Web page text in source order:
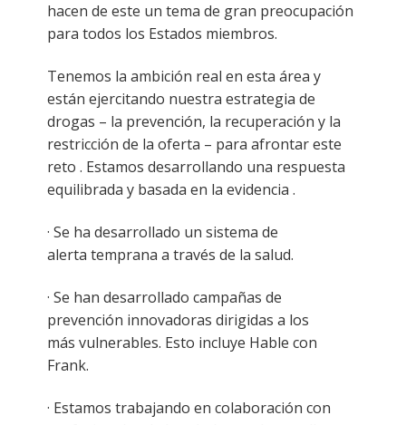
hacen de este un tema de gran preocupación
para todos los Estados miembros.
Tenemos la ambición real en esta área y
están ejercitando nuestra estrategia de
drogas – la prevención, la recuperación y la
restricción de la oferta – para afrontar este
reto . Estamos desarrollando una respuesta
equilibrada y basada en la evidencia .
· Se ha desarrollado un sistema de
alerta temprana a través de la salud.
· Se han desarrollado campañas de
prevención innovadoras dirigidas a los
más vulnerables. Esto incluye Hable con
Frank.
· Estamos trabajando en colaboración con